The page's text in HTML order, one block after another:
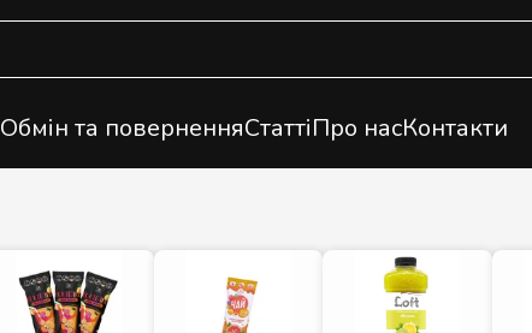
Обмін та поверненняСтаттіПро насКонтакти